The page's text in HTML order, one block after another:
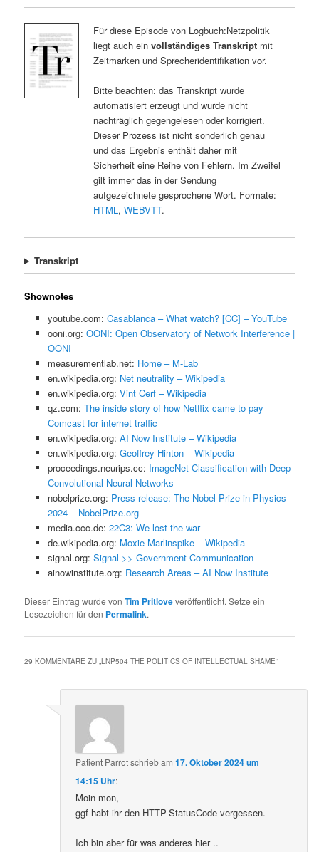
Für diese Episode von Logbuch:Netzpolitik
liegt auch ein vollständiges Transkriptmit
Zeitmarken und Sprecheridentifikation vor.
Bitte beachten: das Transkript wurde
automatisiert erzeugt und wurde nicht
nachträglich gegengelesen oder korrigiert.
Dieser Prozess ist nicht sonderlich genau
und das Ergebnis enthält daher mit
Sicherheit eine Reihe von Fehlern. Im Zweifel
gilt immer das in der Sendung
aufgezeichnete gesprochene Wort. Formate:
HTML, WEBVTT.
Transkript
Shownotes
youtube.com: Casablanca – What watch? [CC] – YouTube
ooni.org: OONI: Open Observatory of Network Interference |
OONI
measurementlab.net: Home – M-Lab
en.wikipedia.org: Net neutrality – Wikipedia
en.wikipedia.org: Vint Cerf – Wikipedia
qz.com: The inside story of how Netflix came to pay
Comcast for internet traffic
en.wikipedia.org: AI Now Institute – Wikipedia
en.wikipedia.org: Geoffrey Hinton – Wikipedia
proceedings.neurips.cc: ImageNet Classification with Deep
Convolutional Neural Networks
nobelprize.org: Press release: The Nobel Prize in Physics
2024 – NobelPrize.org
media.ccc.de: 22C3: We lost the war
de.wikipedia.org: Moxie Marlinspike – Wikipedia
signal.org: Signal >> Government Communication
ainowinstitute.org: Research Areas – AI Now Institute
Dieser Eintrag wurde vonTim Pritloveveröffentlicht. Setze ein
Lesezeichen für den Permalink.
29 KOMMENTARE ZU „LNP504 THE POLITICS OF INTELLECTUAL SHAME“
Patient Parrotschriebam17. Oktober 2024 um
14:15 Uhr:
Moin mon,
ggf habt ihr den HTTP-StatusCode vergessen.
Ich bin aber für was anderes hier ..